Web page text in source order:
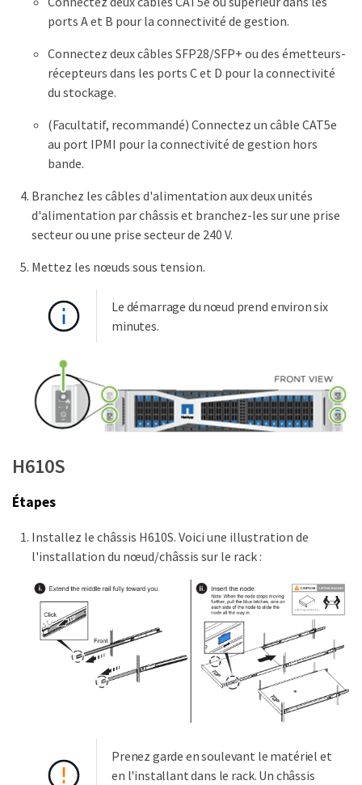
ports A et B pour la connectivité de gestion.
Connectez deux câbles SFP28/SFP+ ou des émetteurs-
récepteurs dans les ports C et D pour la connectivité
du stockage.
(Facultatif, recommandé) Connectez un câble CAT5e
au port IPMI pour la connectivité de gestion hors
bande.
Branchez les câbles d'alimentation aux deux unités
d'alimentation par châssis et branchez-les sur une prise
secteur ou une prise secteur de 240 V.
Mettez les nœuds sous tension.
Le démarrage du nœud prend environ six
minutes.
H610S
Étapes
Installez le châssis H610S. Voici une illustration de
l'installation du nœud/châssis sur le rack :
Prenez garde en soulevant le matériel et
en l'installant dans le rack. Un châssis